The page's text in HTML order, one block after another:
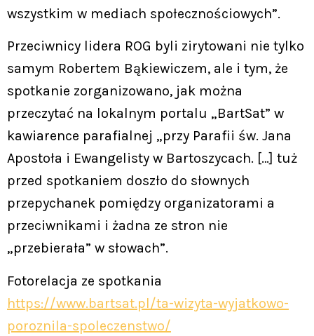
wszystkim w mediach społecznościowych”.
Przeciwnicy lidera ROG byli zirytowani nie tylko
samym Robertem Bąkiewiczem, ale i tym, że
spotkanie zorganizowano, jak można
przeczytać na lokalnym portalu „BartSat” w
kawiarence parafialnej „przy Parafii św. Jana
Apostoła i Ewangelisty w Bartoszycach. […] tuż
przed spotkaniem doszło do słownych
przepychanek pomiędzy organizatorami a
przeciwnikami i żadna ze stron nie
„przebierała” w słowach”.
Fotorelacja ze spotkania
https://www.bartsat.pl/ta-wizyta-wyjatkowo-
poroznila-spoleczenstwo/